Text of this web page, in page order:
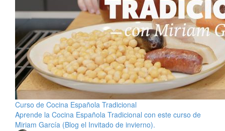
Curso de Cocina Española Tradicional
Aprende la Cocina Española Tradicional con este curso de
Miriam García (Blog el Invitado de invierno).